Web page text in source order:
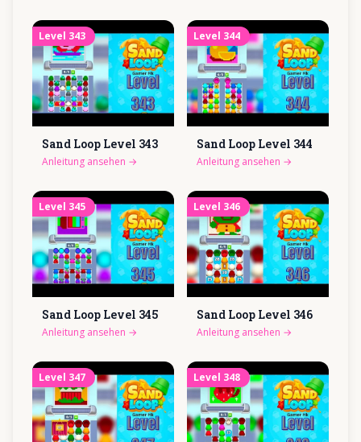
Level 343
Sand Loop Level 343
Anleitung ansehen →
Level 344
Sand Loop Level 344
Anleitung ansehen →
Level 345
Sand Loop Level 345
Anleitung ansehen →
Level 346
Sand Loop Level 346
Anleitung ansehen →
Level 347 Level 348